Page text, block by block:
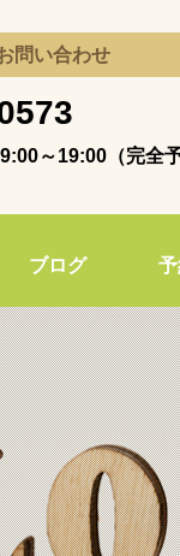
問い合わせ
～19:00（完全予
ブログ